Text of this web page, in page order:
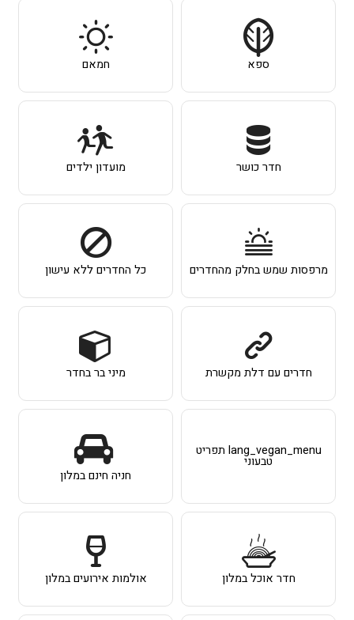
ספא חמאם
חדר כושר מועדון ילדים
מרפסות שמש בחלק מהחדרים כל החדרים ללא עישון
חדרים עם דלת מקשרת מיני בר בחדר
lang_vegan_menu תפריט
טבעוני
חניה חינם במלון
חדר אוכל במלון אולמות אירועים במלון